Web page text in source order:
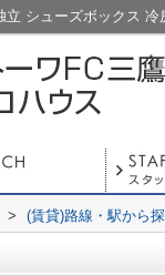
> (賃貸)路線・駅から